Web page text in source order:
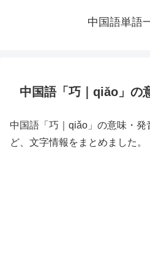
中国語単語
中国語「巧｜qiǎo」の
中国語「巧｜qiǎo」の意味・
ど、文字情報をまとめました。